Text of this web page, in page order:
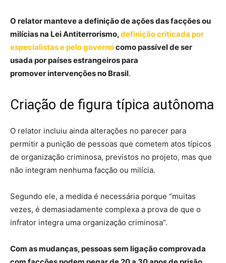
O relator manteve a definição de ações das facções ou
milícias na Lei Antiterrorismo,definição criticada por
especialistas e pelo governocomo passível de ser
usada por países estrangeiros para
promover intervenções no Brasil.
Criação de figura típica autônoma
O relator incluiu ainda alterações no parecer para
permitir a punição de pessoas que cometem atos típicos
de organização criminosa, previstos no projeto, mas que
não integram nenhuma facção ou milícia.
Segundo ele, a medida é necessária porque “muitas
vezes, é demasiadamente complexa a prova de que o
infrator integra uma organização criminosa”.
Com as mudanças, pessoas sem ligação comprovada